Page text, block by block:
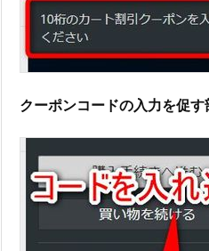
クーポンコードの入力を促